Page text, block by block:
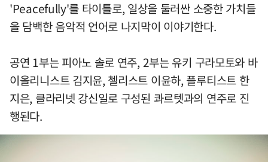
'Peacefully'를 타이틀로, 일상을 둘러싼 소중한 가치들
을 담백한 음악적 언어로 나지막이 이야기한다.
공연 1부는 피아노 솔로 연주, 2부는 유키 구라모토와 바
이올리니스트 김지윤, 첼리스트 이윤하, 플루티스트 한
지은, 클라리넷 강신일로 구성된 콰르텟과의 연주로 진
행된다.